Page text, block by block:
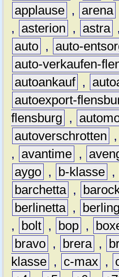
applause , arena
,
asterion , astra ,
auto , auto-
auto-verkaufen-
autoankauf ,
autoexport-
flensburg
,
autoverschrotten
,
,
avantime ,
aygo , b-klasse ,
barchetta ,
berlinetta ,
,
bolt , bop ,
bravo , brera ,
klasse , c-max ,